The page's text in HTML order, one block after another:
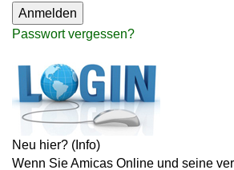
Passwort vergessen?
Neu hier? (Info)
Wenn Sie Amicas Online und seine